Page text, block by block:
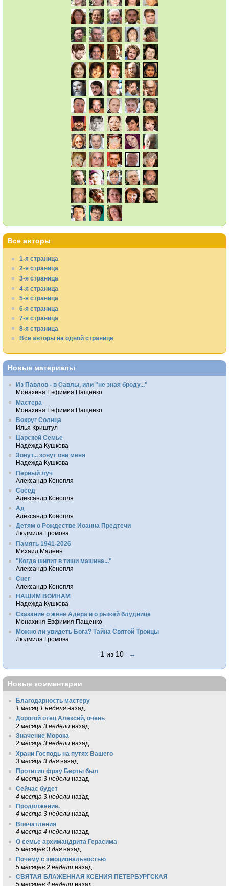
Все авторы
1-я страница
2-я страница
3-я страница
4-я страница
5-я страница
6-я страница
7-я страница
8-я страница
Все авторы на одной странице
Новые материалы
Из Павлов - в Савлы, или "не зная броду..."
Монахиня Евфимия Пащенко
Мастера
Монахиня Евфимия Пащенко
Вокруг Солнца
Илья Криштул
Царской Семье
Надежда Кушкова
Зовут... зовут они меня
Надежда Кушкова
Первый луч
Александр Конопля
Сосед
Александр Конопля
Ад
Александр Конопля
Детям о Рождестве Иоанна Предтечи
Людмила Громова
Память 1941-2026
Михаил Малеин
"Когда шипит в тиши машина..."
Александр Конопля
Снег
Александр Конопля
НАШИМ ВОИНАМ
Надежда Кушкова
Сказание о жене Адера и о рыжей блуднице
Монахиня Евфимия Пащенко
Можно ли увидеть Бога? Тайна Святой Троицы
Людмила Громова
1 из 10 →
Новые комментарии
Благодарность мастеру
1 месяц 1 неделя назад
Дорогой отец Алексий, очень
2 месяца 3 недели назад
Значение Морока
2 месяца 3 недели назад
Храни Господь на путях Вашего
3 месяца 3 дня назад
Протитип фрау Берты был
4 месяца 3 недели назад
Сейчас будет
4 месяца 3 недели назад
Продолжение.
4 месяца 3 недели назад
Впечатления
4 месяца 4 недели назад
О семье архимандрита Герасима
5 месяцев 3 дня назад
Почему с эмоциональностью
5 месяцев 2 недели назад
СВЯТАЯ БЛАЖЕННАЯ КСЕНИЯ ПЕТЕРБУРГСКАЯ
5 месяцев 4 недели назад